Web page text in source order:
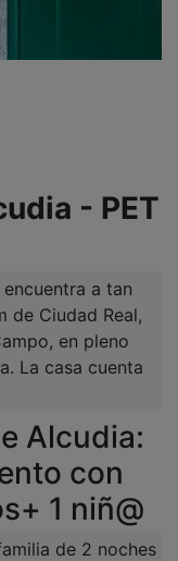
- PET
a tan
de Ciudad Real,
en pleno
La casa cuenta
Alcudia:
con
1 niñ@
de 2 noches